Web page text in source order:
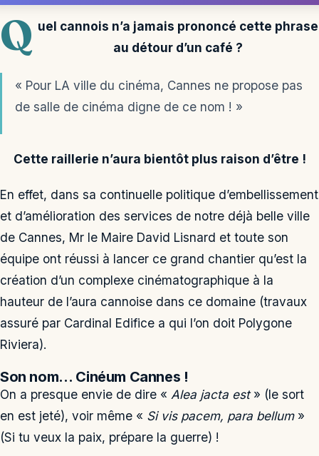
Q uel cannois n’a jamais prononcé cette phrase
au détour d’un café ?
« Pour LA ville du cinéma, Cannes ne propose pas
de salle de cinéma digne de ce nom ! »
Cette raillerie n’aura bientôt plus raison d’être !
En effet, dans sa continuelle politique d’embellissement
et d’amélioration des services de notre déjà belle ville
de Cannes, Mr le Maire David Lisnard et toute son
équipe ont réussi à lancer ce grand chantier qu’est la
création d’un complexe cinématographique à la
hauteur de l’aura cannoise dans ce domaine (travaux
assuré par Cardinal Edifice a qui l’on doit Polygone
Riviera).
Son nom… Cinéum Cannes !
On a presque envie de dire « Alea jacta est» (le sort
en est jeté), voir même « Si vis pacem, para bellum»
(Si tu veux la paix, prépare la guerre) !